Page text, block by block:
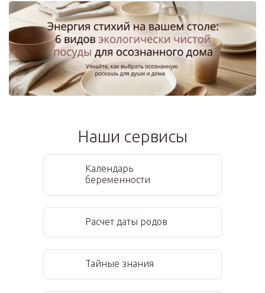
Наши сервисы
Календарь
беременности
Расчет даты родов
Тайные знания